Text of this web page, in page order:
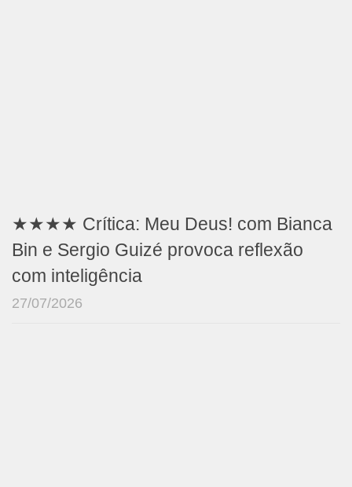
★★★★ Crítica: Meu Deus! com Bianca
Bin e Sergio Guizé provoca reflexão
com inteligência
27/07/2026